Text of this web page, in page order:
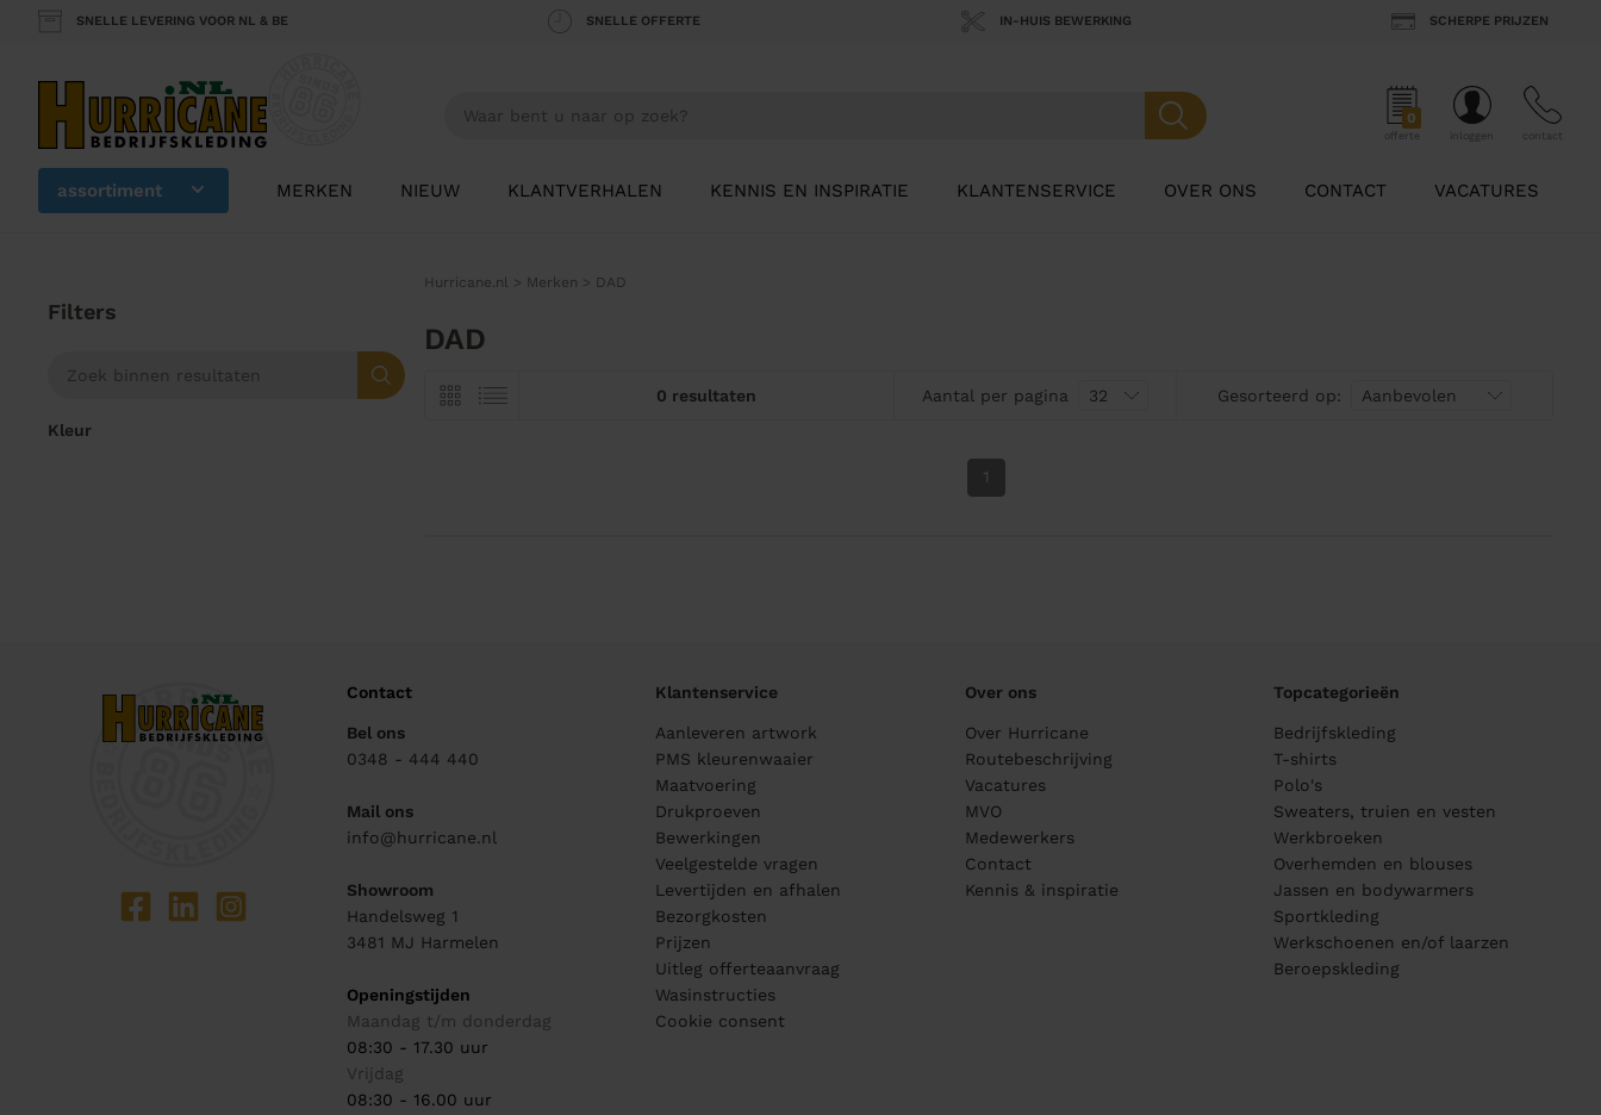
SNELLE LEVERING VOOR NL & BE SNELLE OFFERTE IN-HUIS BEWERKING SCHERPE PRIJZEN
0
offerte inloggen contact
assortiment MERKEN NIEUW KLANTVERHALEN KENNIS EN INSPIRATIE KLANTENSERVICE OVER ONS CONTACT VACATURES
Filters
Kleur
Hurricane.nl > Merken > DAD
DAD
0 resultaten Aantal per pagina Gesorteerd op:
1
Contact
Bel ons
0348 - 444 440
Mail ons
info@hurricane.nl
Showroom
Handelsweg 1
3481 MJ Harmelen
Openingstijden
Maandag t/m donderdag
08:30 - 17.30 uur
Vrijdag
08:30 - 16.00 uur
Klantenservice
Aanleveren artwork
PMS kleurenwaaier
Maatvoering
Drukproeven
Bewerkingen
Veelgestelde vragen
Levertijden en afhalen
Bezorgkosten
Prijzen
Uitleg offerteaanvraag
Wasinstructies
Cookie consent
Over ons
Over Hurricane
Routebeschrijving
Vacatures
MVO
Medewerkers
Contact
Kennis & inspiratie
Topcategorieën
Bedrijfskleding
T-shirts
Polo's
Sweaters, truien en vesten
Werkbroeken
Overhemden en blouses
Jassen en bodywarmers
Sportkleding
Werkschoenen en/of laarzen
Beroepskleding